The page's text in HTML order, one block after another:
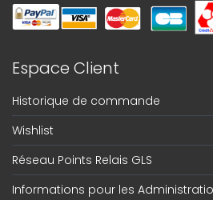
Espace Client
Historique de commande
Wishlist
Réseau Points Relais GLS
Informations pour les